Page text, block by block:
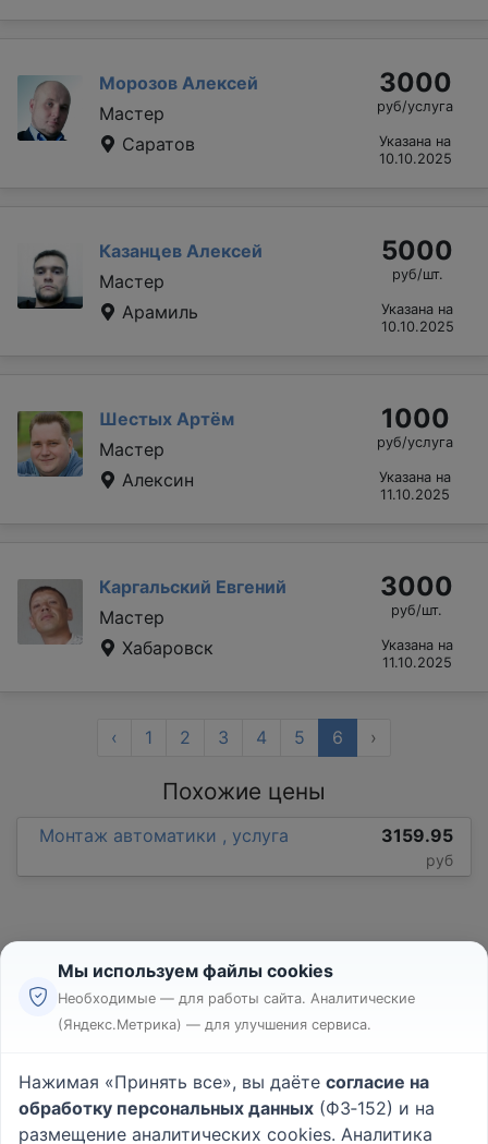
Морозов Алексей
Мастер
Саратов
3000
руб/услуга
Указана на
10.10.2025
Казанцев Алексей
Мастер
Арамиль
5000
руб/шт.
Указана на
10.10.2025
Шестых Артём
Мастер
Алексин
1000
руб/услуга
Указана на
11.10.2025
Каргальский Евгений
Мастер
Хабаровск
3000
руб/шт.
Указана на
11.10.2025
‹ 1 2 3 4 5 6 ›
Похожие цены
Монтаж автоматики , услуга 3159.95
руб
Реклама
Пользовательское соглашение
Политика конфиденциальности
Мы используем файлы cookies
Необходимые — для работы сайта. Аналитические
(Яндекс.Метрика) — для улучшения сервиса.
Нажимая «Принять все», вы даёте согласие на
обработку персональных данных (ФЗ‑152) и на
размещение аналитических cookies. Аналитика